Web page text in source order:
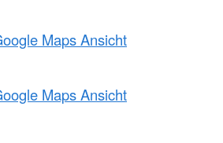
Maps Ansicht
Maps Ansicht